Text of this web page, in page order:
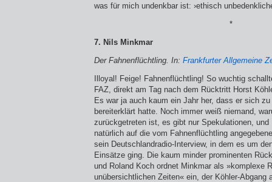
was für mich undenkbar ist: ›ethisch
*
7. Nils Minkmar
Der Fahnenflüchtling. In: Frankfurter Allgemeine
Illoyal! Feige! Fahnenflüchtling! So wuchtig
FAZ, direkt am Tag nach dem Rücktritt Horst
Es war ja auch kaum ein Jahr her, dass er sich
bereiterklärt hatte. Noch immer weiß niemand,
zurückgetreten ist, es gibt nur Spekulatio­nen,
natürlich auf die vom Fahnenflücht­ling
sein Deutschlandradio-Interview, in dem es um
Einsätze ging. Die kaum minder prominenten
und Roland Koch ordnet Minkmar als »komplexe
unübersichtlichen Zeiten« ein, der Köhler-Abgang